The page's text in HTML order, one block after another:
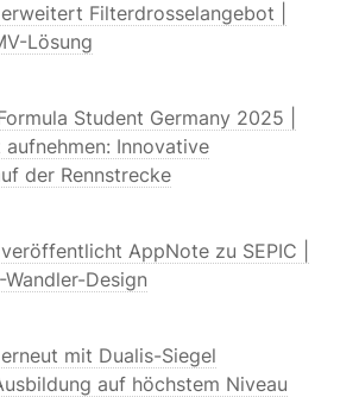
Filterdrosselangebot |
Lösung
Student Germany 2025 |
aufnehmen: Innovative
der Rennstrecke
AppNote zu SEPIC |
Design
mit Dualis-Siegel
auf höchstem Niveau